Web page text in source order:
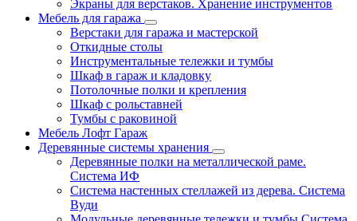
Экраны для верстаков. Хранение инструментов
Мебель для гаража
Верстаки для гаража и мастерской
Откидные столы
Инструментальные тележки и тумбы
Шкаф в гараж и кладовку
Потолочные полки и крепления
Шкаф с рольставней
Тумбы с раковиной
Мебель Лофт Гараж
Деревянные системы хранения
Деревянные полки на металлической раме.
Система ИФ
Система настенных стеллажей из дерева. Система
Вуди